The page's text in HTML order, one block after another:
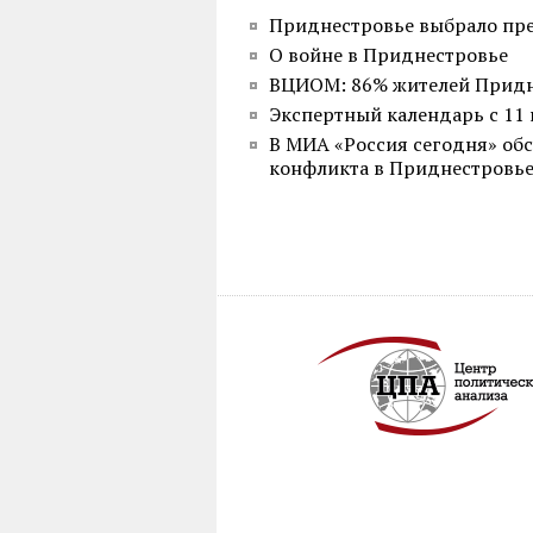
Приднестровье выбрало
О войне в Приднестровье
ВЦИОМ: 86% жителей
Экспертный календарь с 11
В МИА «Россия сегодня»
конфликта в Приднестровье